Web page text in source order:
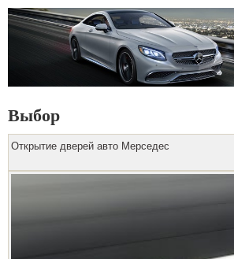
Выбор
Открытие дверей авто Мерседес